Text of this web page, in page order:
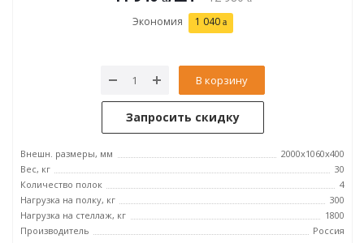
Экономия 1 040
В корзину
Запросить скидку
Внешн. размеры, мм
2000х1060х400
Вес, кг
30
Количество полок
4
Нагрузка на полку, кг
300
Нагрузка на стеллаж, кг
1800
Производитель
Россия